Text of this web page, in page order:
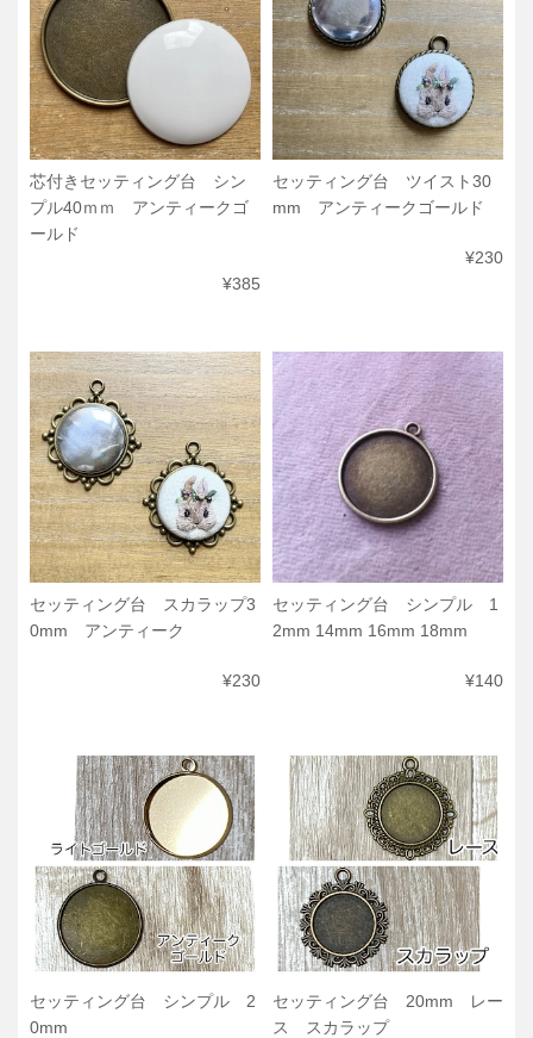
芯付きセッティング台 シン
プル40ｍｍ アンティークゴ
ールド
¥385
セッティング台 ツイスト30
mm アンティークゴールド
¥230
セッティング台 スカラップ3
0mm アンティーク
¥230
セッティング台 シンプル 1
2mm 14mm 16mm 18mm
¥140
セッティング台 シンプル 2
0mm
セッティング台 20mm レー
ス スカラップ